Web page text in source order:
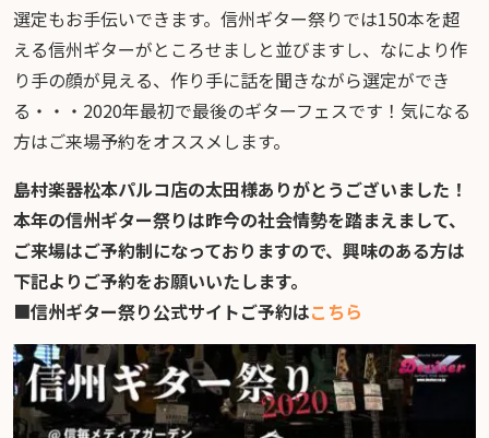
選定もお手伝いできます。信州ギター祭りでは150本を超
える信州ギターがところせましと並びますし、なにより作
り手の顔が見える、作り手に話を聞きながら選定ができ
る・・・2020年最初で最後のギターフェスです！気になる
方はご来場予約をオススメします。
島村楽器松本パルコ店の太田様ありがとうございました！
本年の信州ギター祭りは昨今の社会情勢を踏まえまして、
ご来場はご予約制になっておりますので、興味のある方は
下記よりご予約をお願いいたします。
■信州ギター祭り公式サイトご予約はこちら